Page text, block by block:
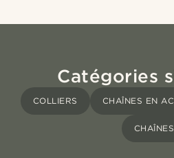
Catégories
COLLIERS CHAÎNES EN
CHAÎNES